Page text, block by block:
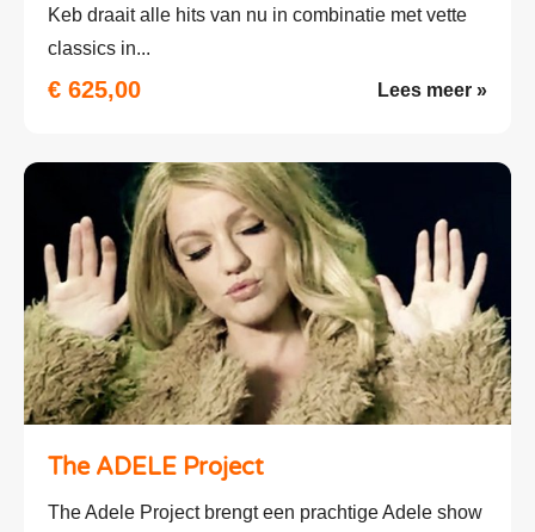
Keb draait alle hits van nu in combinatie met vette
classics in...
€ 625,00 Lees meer »
The ADELE Project
The Adele Project brengt een prachtige Adele show